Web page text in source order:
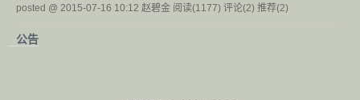
posted @ 2015-07-16 10:12 赵碧金 阅读(1177) 评论(2) 推荐(2)
公告